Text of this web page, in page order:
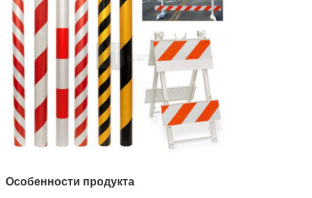
Особенности продукта